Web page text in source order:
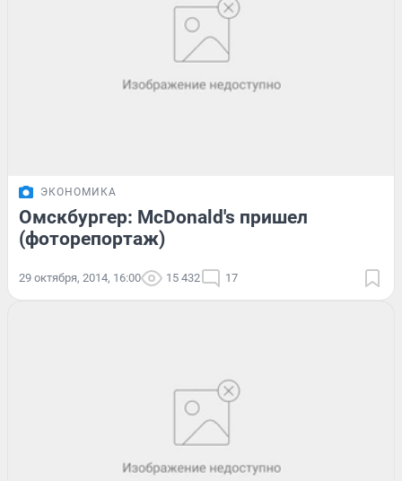
ЭКОНОМИКА
Омскбургер: McDonald's пришел
(фоторепортаж)
29 октября, 2014, 16:00 15 432 17